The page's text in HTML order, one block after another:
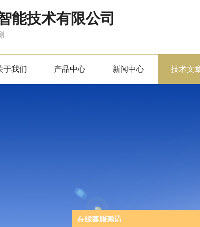
能技术有限公司
于我们 产品中心 新闻中心 技术文